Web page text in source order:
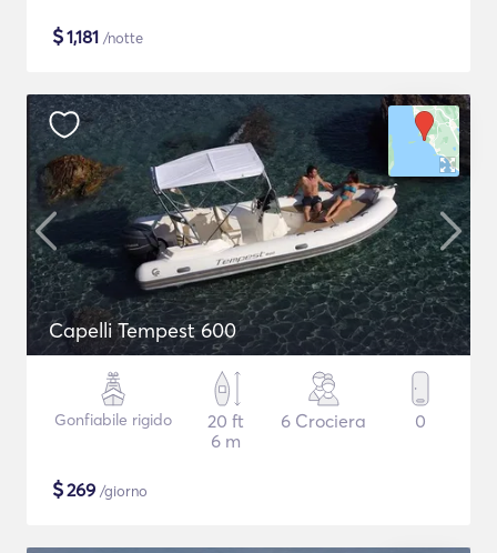
$1,181 /notte
Capelli Tempest 600
Gonfiabile rigido
20 ft
6 m
6 Crociera 0
$269 /giorno